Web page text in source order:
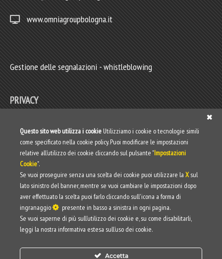
www.omniagroupbologna.it
Gestione delle segnalazioni - whistleblowing
PRIVACY
Web Privacy Policy
Informativa clienti/fornitori
Questo sito web utilizza i cookie Utilizziamo i cookie o tecnologie simili
come specificato nella cookie policy. Puoi modificare le impostazioni
relative all’utilizzo dei cookie cliccando sul pulsante "Impostazioni
Cookie".
Se vuoi proseguire senza una scelta dei cookie puoi utilizzare la Xsul
lato sinistro del banner, mentre se vuoi cambiare le impostazioni dopo
aver effettuato la scelta puoi farlo cliccando sull'icona a forma di
ingranaggio
presente in basso a sinistra in ogni pagina.
Se vuoi saperne di più sull’utilizzo dei cookie e, su come disabilitarli,
leggi la nostra informativa estesa sull’uso dei cookie.
Accetta